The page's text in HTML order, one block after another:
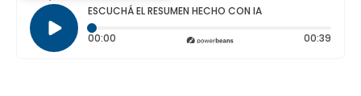
ESCUCHÁ EL RESUMEN HECHO CON IA
00:00 Tiempo transcurrido: 0 segundos 00:39